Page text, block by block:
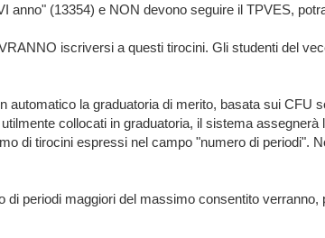
anno" (13354) e NON devono seguire il TPVES,
iscriversi a questi tirocini. Gli studenti del
automatico la graduatoria di merito, basata sui CFU
collocati in graduatoria, il sistema
di tirocini espressi nel campo "numero di periodi".
periodi maggiori del massimo consentito